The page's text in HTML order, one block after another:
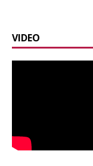
VIDEO